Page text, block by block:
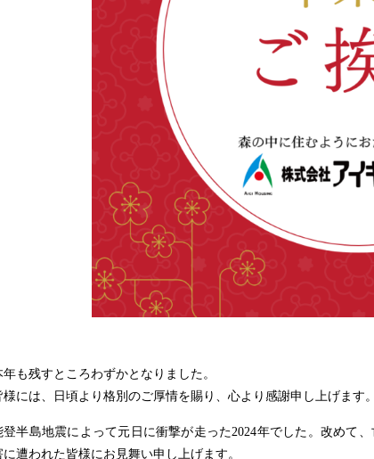
年も残すところわずかとなりました。
様には、日頃より格別のご厚情を賜り、心より感謝申し上げます。
登半島地震によって元日に衝撃が走った2024年でした。改めて
に遭われた皆様にお見舞い申し上げます。